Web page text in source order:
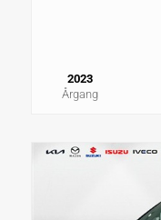
2023
Årgang